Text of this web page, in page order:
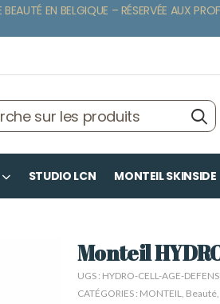
EN BELGIQUE – RÉSERVÉE AUX
STUDIO LCN MONTEIL SKINSIDE
Monteil
UGS : HYDRO-CELL-AGE-
CATÉGORIES : MONTEIL, Beauté,